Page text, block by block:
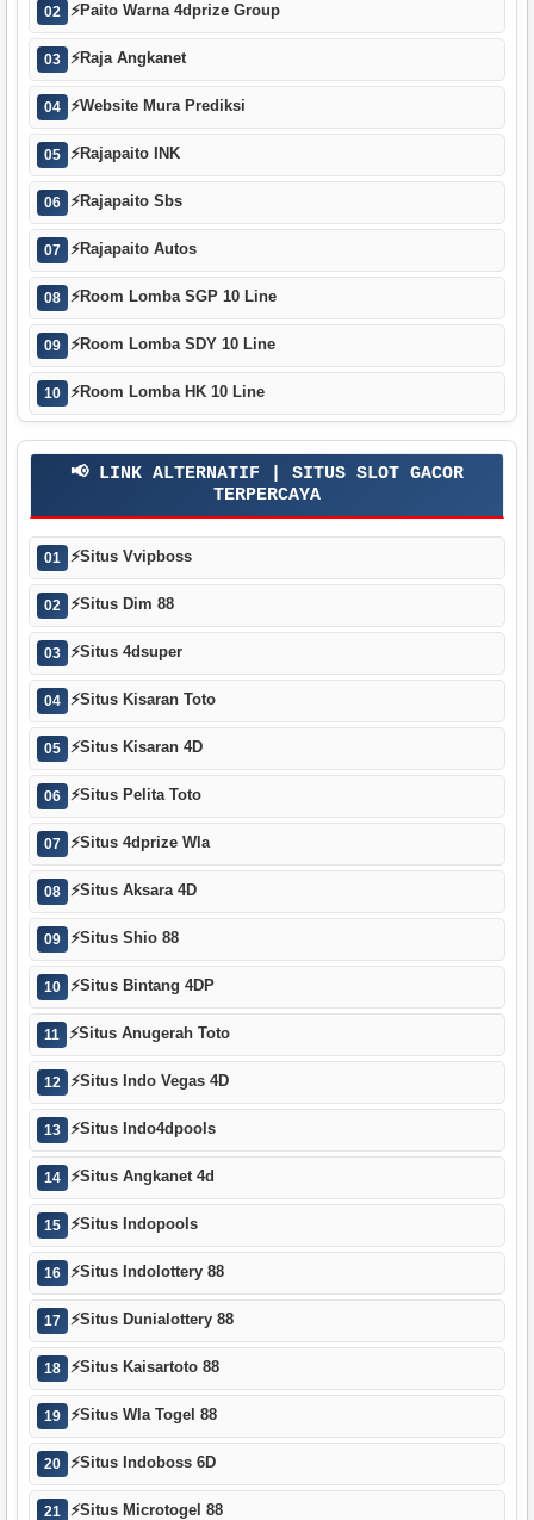
02 ⚡Paito Warna 4dprize Group
03 ⚡Raja Angkanet
04 ⚡Website Mura Prediksi
05 ⚡Rajapaito INK
06 ⚡Rajapaito Sbs
07 ⚡Rajapaito Autos
08 ⚡Room Lomba SGP 10 Line
09 ⚡Room Lomba SDY 10 Line
10 ⚡Room Lomba HK 10 Line
📢 LINK ALTERNATIF | SITUS SLOT GACOR
TERPERCAYA
01 ⚡Situs Vvipboss
02 ⚡Situs Dim 88
03 ⚡Situs 4dsuper
04 ⚡Situs Kisaran Toto
05 ⚡Situs Kisaran 4D
06 ⚡Situs Pelita Toto
07 ⚡Situs 4dprize Wla
08 ⚡Situs Aksara 4D
09 ⚡Situs Shio 88
10 ⚡Situs Bintang 4DP
11 ⚡Situs Anugerah Toto
12 ⚡Situs Indo Vegas 4D
13 ⚡Situs Indo4dpools
14 ⚡Situs Angkanet 4d
15 ⚡Situs Indopools
16 ⚡Situs Indolottery 88
17 ⚡Situs Dunialottery 88
18 ⚡Situs Kaisartoto 88
19 ⚡Situs Wla Togel 88
20 ⚡Situs Indoboss 6D
21 ⚡Situs Microtogel 88